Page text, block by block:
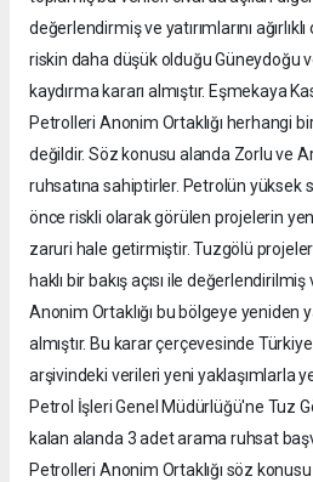
değerlendirmiş ve yatırımlarını
riskin daha düşük olduğu Güneydoğu
kaydırma kararı almıştır. Eşmekaya
Petrolleri Anonim Ortaklığı herhangi
değildir. Söz konusu alanda Zorlu ve
ruhsatına sahiptirler. Petrolün yüksek
önce riskli olarak görülen projelerin
zaruri hale getirmiştir. Tuzgölü
haklı bir bakış açısı ile
Anonim Ortaklığı bu bölgeye yeniden
almıştır. Bu karar çerçevesinde
arşivindeki verileri yeni yaklaşımlarla
Petrol İşleri Genel Müdürlüğü'ne Tuz
kalan alanda 3 adet arama ruhsat
Petrolleri Anonim Ortaklığı söz